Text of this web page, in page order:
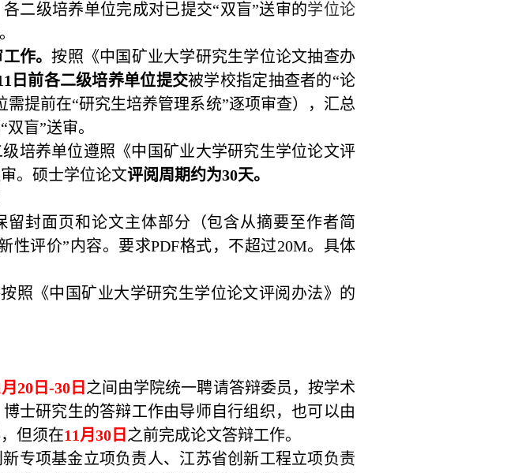
各二级培养单位完成对已提交“双盲”送审的学位论
。
工作。按照《中国矿业大学研究生学位论文抽查办
日前各二级培养单位提交被学校指定抽查者的“论
提前在“研究生培养管理系统”逐项审查），汇总
盲”送审。
培养单位遵照《中国矿业大学研究生学位论文评
。硕士学位论文评阅周期约为30天。
留封面页和论文主体部分（包含从摘要至作者简
性评价”内容。要求PDF格式，不超过20M。具体
照《中国矿业大学研究生学位论文评阅办法》的
月 20日 -30日 之间由学院统一聘请答辩委员，按学术
士研究生的答辩工作由导师自行组织，也可以由
但须在11月 30 日 之前完成论文答辩工作。
专项基金立项负责人、江苏省创新工程立项负责